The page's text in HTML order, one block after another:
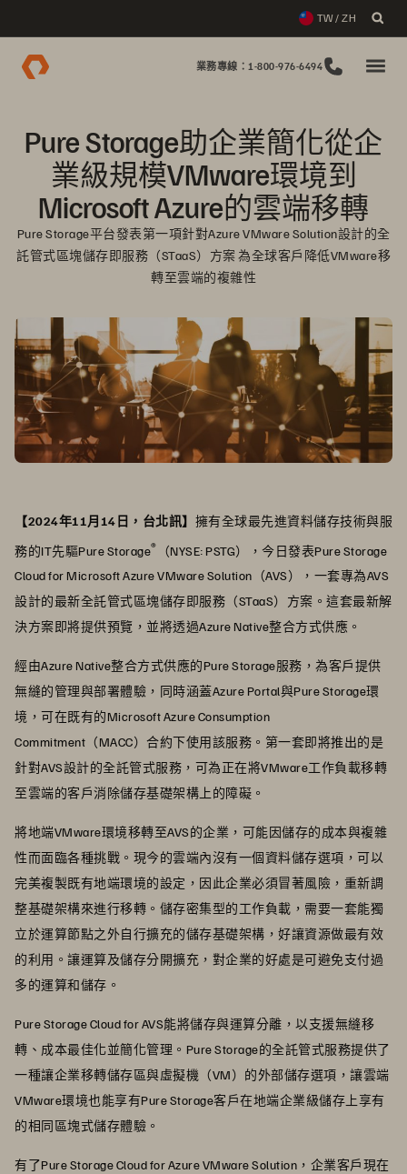
TW / ZH
業務專線：1-800-976-6494
Pure Storage助企業簡化從企
業級規模VMware環境到
Microsoft Azure的雲端移轉
Pure Storage平台發表第一項針對Azure VMware Solution設計的全
託管式區塊儲存即服務（STaaS）方案 為全球客戶降低VMware移
【2024年11月14日，台北訊】 擁有全球最先進資料儲存技術與服
務的IT先驅Pure Storage® （NYSE: PSTG），今日發表Pure Storage
Cloud for Microsoft Azure VMware Solution（AVS），一套專為AVS
設計的最新全託管式區塊儲存即服務（STaaS）方案。這套最新解
決方案即將提供預覽，並將透過Azure Native整合方式供應。
經由Azure Native整合方式供應的Pure Storage服務，為客戶提供
無縫的管理與部署體驗，同時涵蓋Azure Portal與Pure Storage環
境，可在既有的Microsoft Azure Consumption
Commitment（MACC）合約下使用該服務。第一套即將推出的是
針對AVS設計的全託管式服務，可為正在將VMware工作負載移轉
至雲端的客戶消除儲存基礎架構上的障礙。
將地端VMware環境移轉至AVS的企業，可能因儲存的成本與複雜
性而面臨各種挑戰。現今的雲端內沒有一個資料儲存選項，可以
完美複製既有地端環境的設定，因此企業必須冒著風險，重新調
整基礎架構來進行移轉。儲存密集型的工作負載，需要一套能獨
立於運算節點之外自行擴充的儲存基礎架構，好讓資源做最有效
的利用。讓運算及儲存分開擴充，對企業的好處是可避免支付過
多的運算和儲存。
Pure Storage Cloud for AVS能將儲存與運算分離，以支援無縫移
轉、成本最佳化並簡化管理。Pure Storage的全託管式服務提供了
一種讓企業移轉儲存區與虛擬機（VM）的外部儲存選項，讓雲端
VMware環境也能享有Pure Storage客戶在地端企業級儲存上享有
的相同區塊式儲存體驗。
有了Pure Storage Cloud for Azure VMware Solution，企業客戶現在